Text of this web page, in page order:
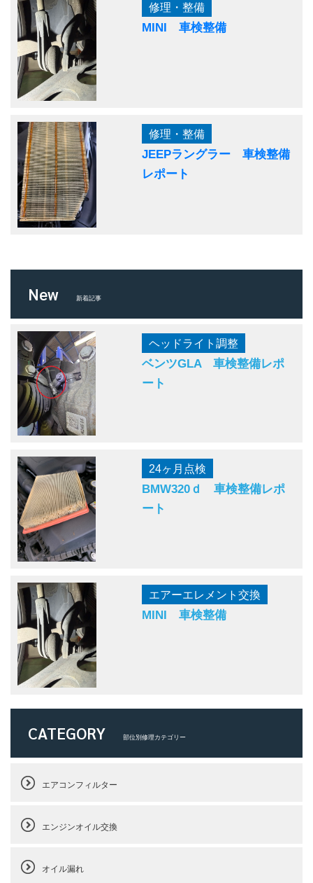
修理・整備
MINI 車検整備
修理・整備
JEEPラングラー 車検整備
レポート
New 新着記事
ヘッドライト調整
ベンツGLA 車検整備レポ
ート
24ヶ月点検
BMW320ｄ 車検整備レポ
ート
エアーエレメント交換
MINI 車検整備
CATEGORY 部位別修理カテゴリー
エアコンフィルター
エンジンオイル交換
オイル漏れ